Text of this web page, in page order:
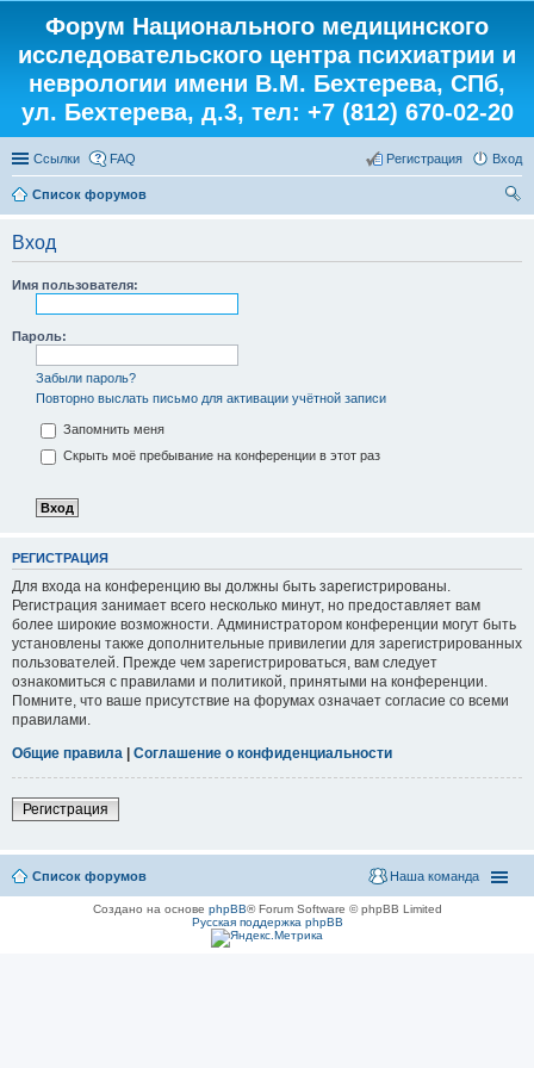
Форум Национального медицинского
исследовательского центра психиатрии и
неврологии имени В.М. Бехтерева, СПб,
ул. Бехтерева, д.3, тел: +7 (812) 670-02-20
Ссылки FAQ Вход
Регистрация
Список форумов
Вход
Имя пользователя:
Пароль:
Забыли пароль?
Повторно выслать письмо для активации учётной записи
Запомнить меня
Скрыть моё пребывание на конференции в этот раз
РЕГИСТРАЦИЯ
Для входа на конференцию вы должны быть зарегистрированы.
Регистрация занимает всего несколько минут, но предоставляет вам
более широкие возможности. Администратором конференции могут быть
установлены также дополнительные привилегии для зарегистрированных
пользователей. Прежде чем зарегистрироваться, вам следует
ознакомиться с правилами и политикой, принятыми на конференции.
Помните, что ваше присутствие на форумах означает согласие со всеми
правилами.
Общие правила | Соглашение о конфиденциальности
Регистрация
Список форумов Наша команда
Создано на основе phpBB® Forum Software © phpBB Limited
Русская поддержка phpBB